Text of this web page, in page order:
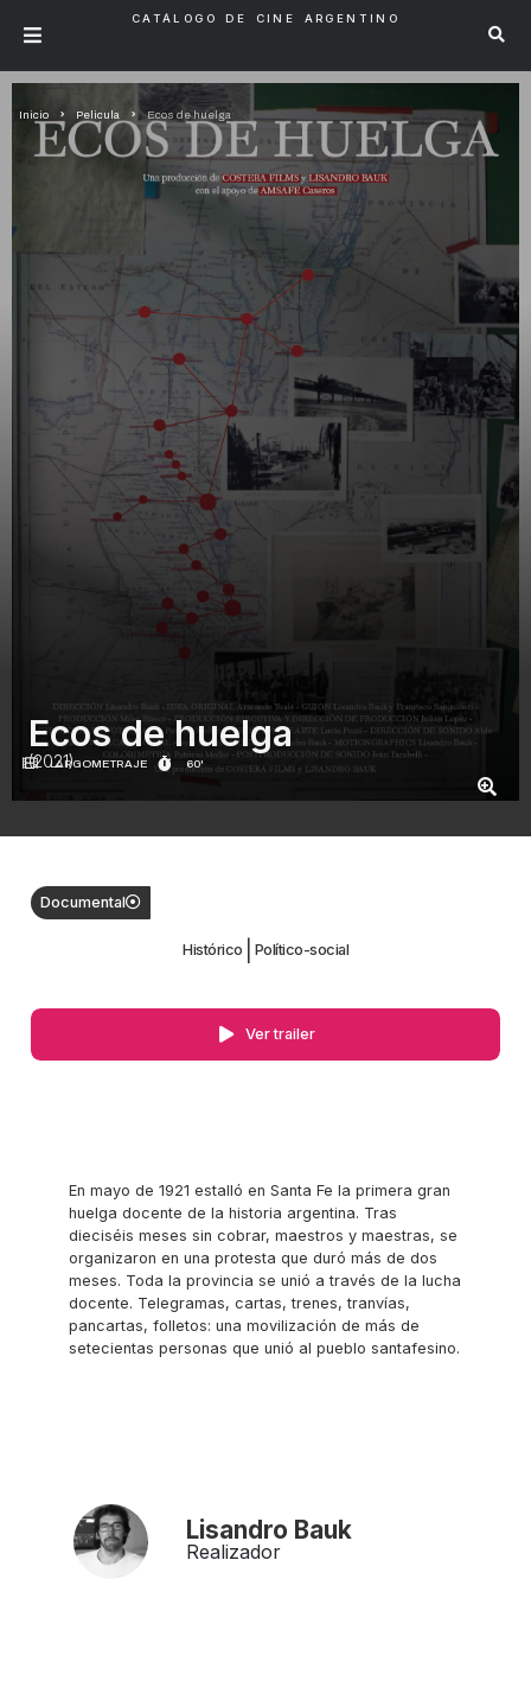
CATÁLOGO DE CINE ARGENTINO
Inicio Pelicula Ecos de huelga
LARGOMETRAJE 60'
Ecos de huelga
(2021)
Documental
Histórico Político-social
Ver trailer
En mayo de 1921 estalló en Santa Fe la primera gran
huelga docente de la historia argentina. Tras
dieciséis meses sin cobrar, maestros y maestras, se
organizaron en una protesta que duró más de dos
meses. Toda la provincia se unió a través de la lucha
docente. Telegramas, cartas, trenes, tranvías,
pancartas, folletos: una movilización de más de
setecientas personas que unió al pueblo santafesino.
Lisandro Bauk
Realizador